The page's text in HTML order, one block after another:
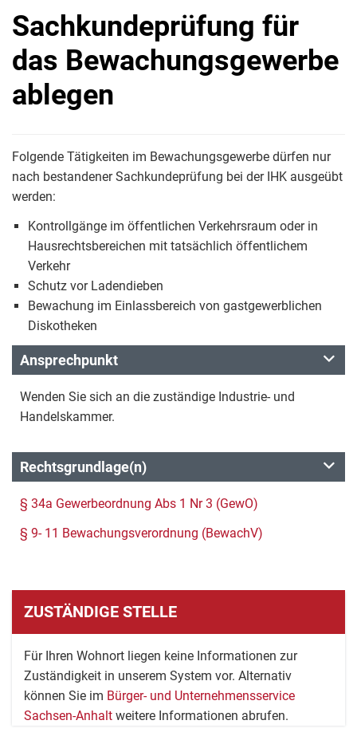
Sachkundeprüfung für
das Bewachungsgewerbe
ablegen
Folgende Tätigkeiten im Bewachungsgewerbe dürfen nur
nach bestandener Sachkundeprüfung bei der IHK ausgeübt
werden:
Kontrollgänge im öffentlichen Verkehrsraum oder in
Hausrechtsbereichen mit tatsächlich öffentlichem
Verkehr
Schutz vor Ladendieben
Bewachung im Einlassbereich von gastgewerblichen
Diskotheken
Ansprechpunkt
Wenden Sie sich an die zuständige Industrie- und
Handelskammer.
Rechtsgrundlage(n)
§ 34a Gewerbeordnung Abs 1 Nr 3 (GewO)
§ 9- 11 Bewachungsverordnung (BewachV)
ZUSTÄNDIGE STELLE
Für Ihren Wohnort liegen keine Informationen zur
Zuständigkeit in unserem System vor. Alternativ
können Sie im Bürger- und Unternehmensservice
Sachsen-Anhalt weitere Informationen abrufen.